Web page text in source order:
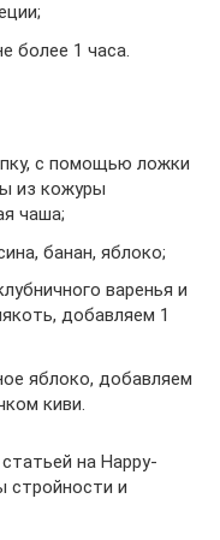
более 1 часа.
с помощью ложки
из кожуры
чаша;
банан, яблоко;
варенья и
добавляем 1
яблоко, добавляем
киви.
на Happy-
стройности и